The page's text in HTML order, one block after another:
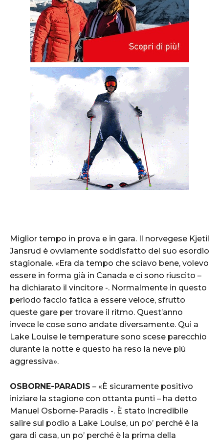
Miglior tempo in prova e in gara. Il norvegese Kjetil
Jansrud è ovviamente soddisfatto del suo esordio
stagionale. «Era da tempo che sciavo bene, volevo
essere in forma già in Canada e ci sono riuscito –
ha dichiarato il vincitore -. Normalmente in questo
periodo faccio fatica a essere veloce, sfrutto
queste gare per trovare il ritmo. Quest’anno
invece le cose sono andate diversamente. Qui a
Lake Louise le temperature sono scese parecchio
durante la notte e questo ha reso la neve più
aggressiva».
OSBORNE-PARADIS – «È sicuramente positivo
iniziare la stagione con ottanta punti – ha detto
Manuel Osborne-Paradis -. È stato incredibile
salire sul podio a Lake Louise, un po’ perché è la
gara di casa, un po’ perché è la prima della